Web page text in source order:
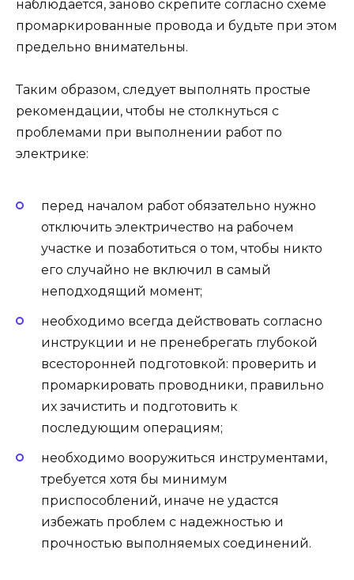
наблюдается, заново скрепите согласно схеме
промаркированные провода и будьте при этом
предельно внимательны.
Таким образом, следует выполнять простые
рекомендации, чтобы не столкнуться с
проблемами при выполнении работ по
электрике:
перед началом работ обязательно нужно
отключить электричество на рабочем
участке и позаботиться о том, чтобы никто
его случайно не включил в самый
неподходящий момент;
необходимо всегда действовать согласно
инструкции и не пренебрегать глубокой
всесторонней подготовкой: проверить и
промаркировать проводники, правильно
их зачистить и подготовить к
последующим операциям;
необходимо вооружиться инструментами,
требуется хотя бы минимум
приспособлений, иначе не удастся
избежать проблем с надежностью и
прочностью выполняемых соединений.